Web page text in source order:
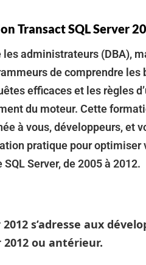
Transact SQL Server
les administrateurs (DBA),
de comprendre les
efficaces et les règles
du moteur. Cette
à vous, développeurs, et
pratique pour optimiser
Server, de 2005 à 2012.
s’adresse aux
2012 ou antérieur.